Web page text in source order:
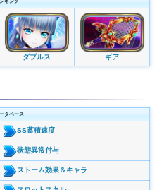
キング
ダブルス ギア
タベース
SS蓄積速度
状態異常付与
ストーム効果＆キャラ